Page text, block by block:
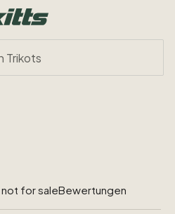
for saleBewertungen